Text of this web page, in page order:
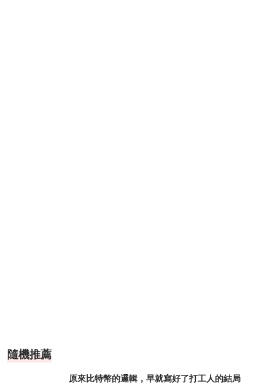
隨機推薦
原來比特幣的邏輯，早就寫好了打工人的結局